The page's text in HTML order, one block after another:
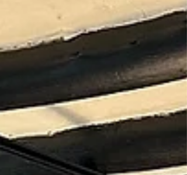
¿Alguna vez te has preguntado cómo las
organizaciones que trabajan por lograr una
transformación social saben si sus esfuerzos
realmente funcionan? La respuesta, muchas veces,
está en algo llamado Teoría de Cambio (TdC). ¡No te
dejes intimidar por el nombre! En esencia, es como
mapa de ruta que guía tu trabajo y te ayuda a
los resultados de sus acciones. Imagina esto:
llegas tarde al trabajo. Podrías echarle la culpa al
tráfico, ¿verdad? Pero ¿y si la ver